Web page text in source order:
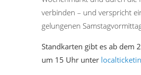
verbinden – und verspricht
gelungenen
Standkarten gibt es ab dem
um 15 Uhr unter